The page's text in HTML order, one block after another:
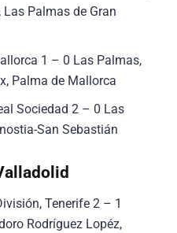
Las Palmas de Gran
1 – 0 Las Palmas,
Palma de Mallorca
Sociedad 2 – 0 Las
San Sebastián
Tenerife 2 – 1
Rodríguez Lopéz,